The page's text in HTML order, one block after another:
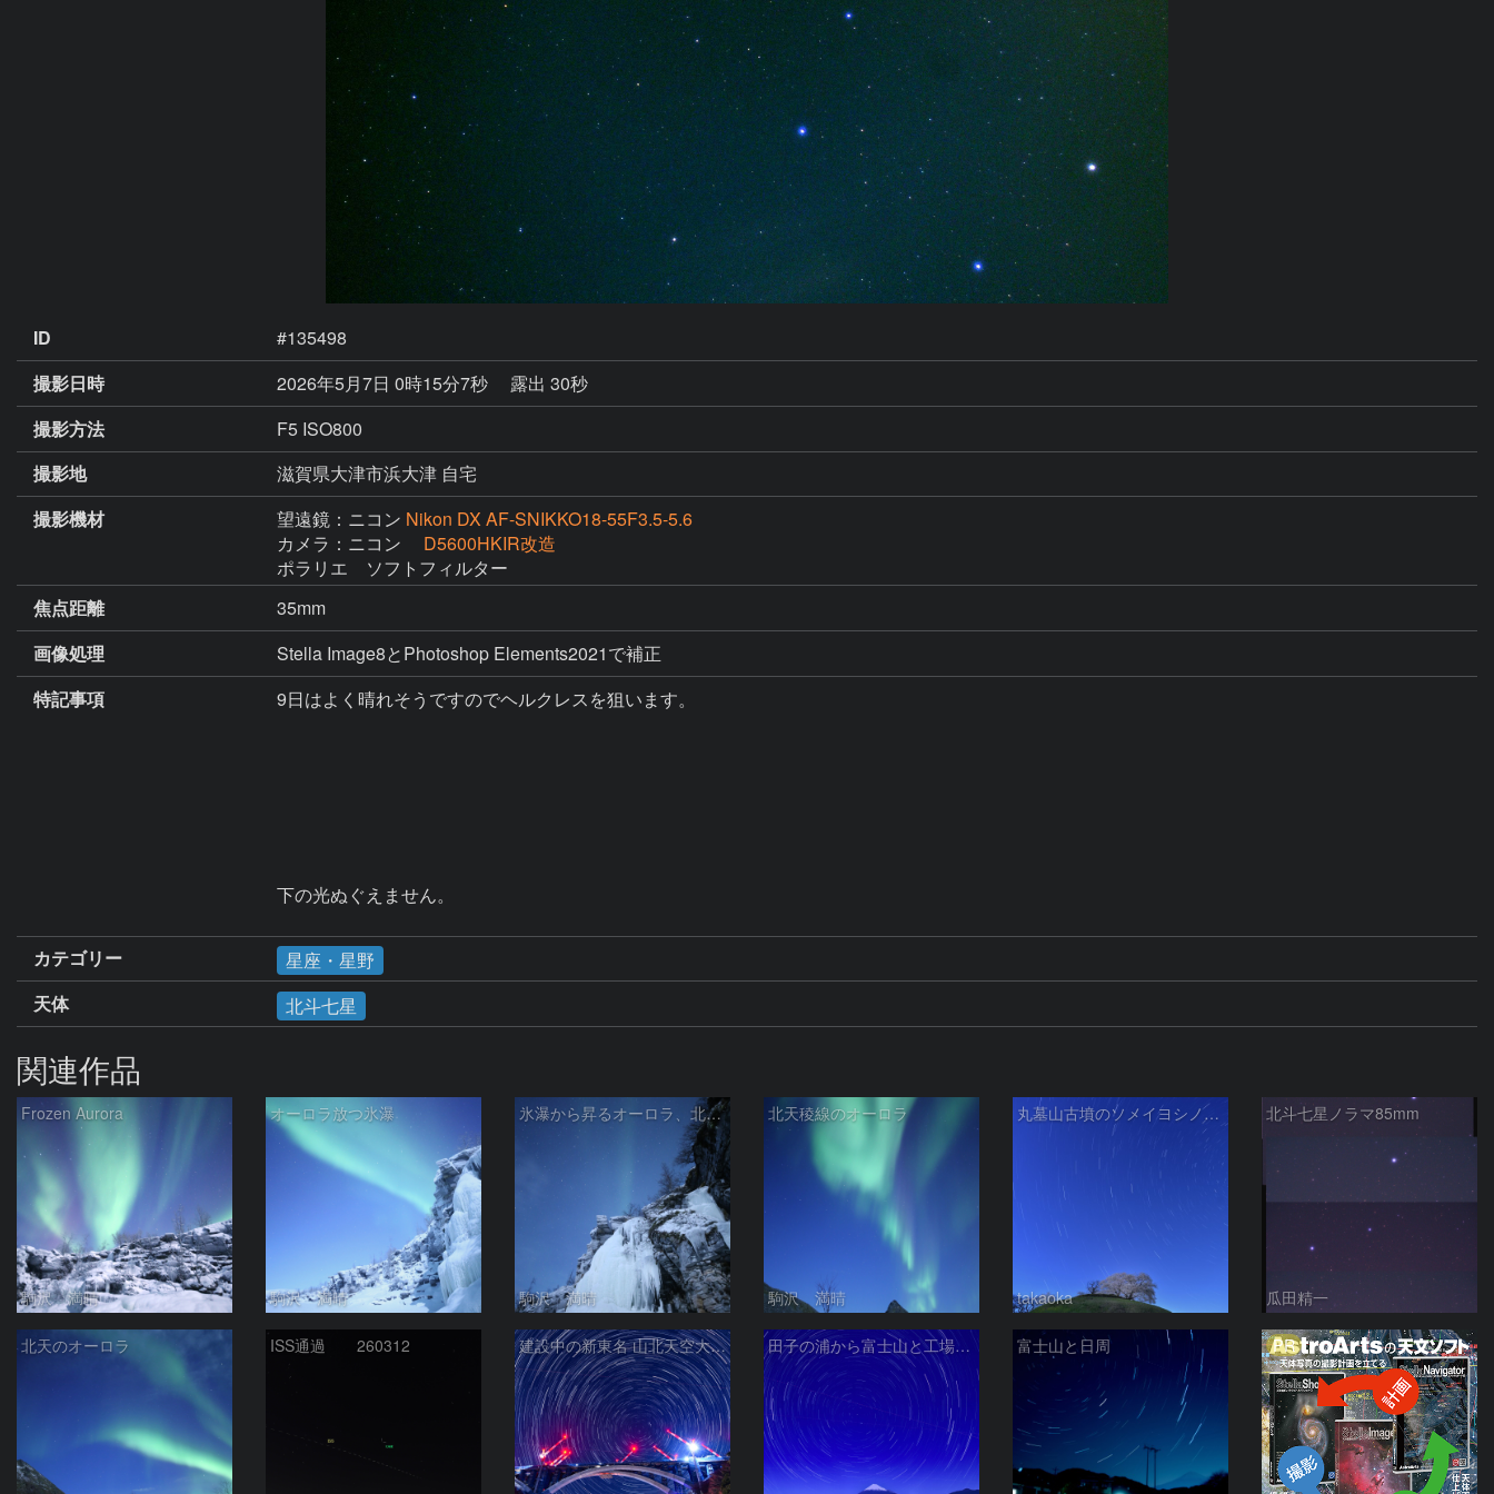
ID
#135498
撮影日時
2026年5月7日 0時15分7秒
露出 30秒
撮影方法
F5 ISO800
撮影地
滋賀県大津市浜大津 自宅
撮影機材
望遠鏡：ニコン Nikon DX AF-SNIKKO18-55F3.5-5.6
カメラ：ニコン
D5600HKIR改造
ポラリエ　ソフトフィルター
焦点距離
35mm
画像処理
Stella Image8とPhotoshop Elements2021で補正
特記事項
9日はよく晴れそうですのでヘルクレスを狙います。
下の光ぬぐえません。
カテゴリー
星座・星野
天体
北斗七星
関連作品
Frozen Aurora
駒沢 満晴
オーロラ放つ氷瀑
駒沢 満晴
氷瀑から昇るオーロラ、北斗七星
駒沢 満晴
北天稜線のオーロラ
駒沢 満晴
丸墓山古墳のソメイヨシノと北斗七星
takaoka
北斗七星ノラマ85mm
瓜田精一
北天のオーロラ ISS通過 260312 建設中の新東名 山北天空大橋と北天の日周運動 田子の浦から富士山と工場夜景と北天の日周運動 静岡県富士市 富士山と日周 PR